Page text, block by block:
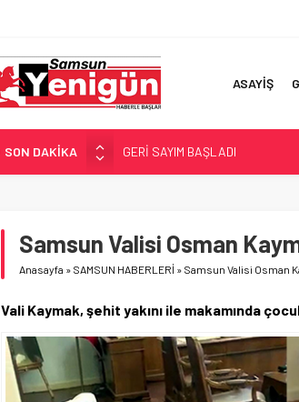
ASAYİŞ
SON DAKİKA
SAMSUNSPOR’DA HEDEF
‘BAFRA’YA YATIRIM YAPIN!’
YÖNETİCİ SEÇERKEN YAPILAN
GERİ SAYIM BAŞLADI
Samsun Valisi Osman
Anasayfa » SAMSUN HABERLERİ » Samsun Valisi Osman
Vali Kaymak, şehit yakını ile makamında